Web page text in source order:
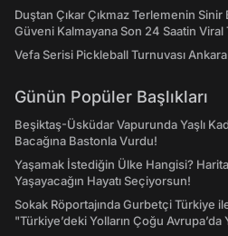
Duştan Çıkar Çıkmaz Terlemenin
Güveni Kalmayana Son 24 Saatin
Vefa Serisi Pickleball Turnuvası
Günün Popüler Başlıkları
Beşiktaş-Üsküdar Vapurunda Yaşlı
Bacağına Bastonla Vurdu!
Yaşamak İstediğin Ülke Hangisi?
Yaşayacağın Hayatı Seçiyorsun!
Sokak Röportajında Gurbetçi Türkiye
"Türkiye’deki Yolların Çoğu Avrupa’da